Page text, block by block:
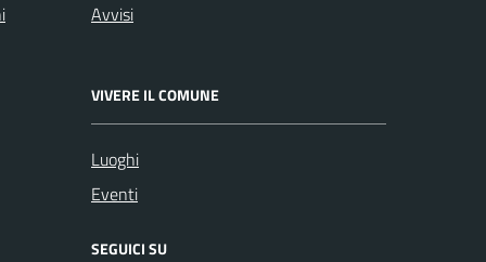
Avvisi
VIVERE IL COMUNE
Luoghi
Eventi
SEGUICI SU